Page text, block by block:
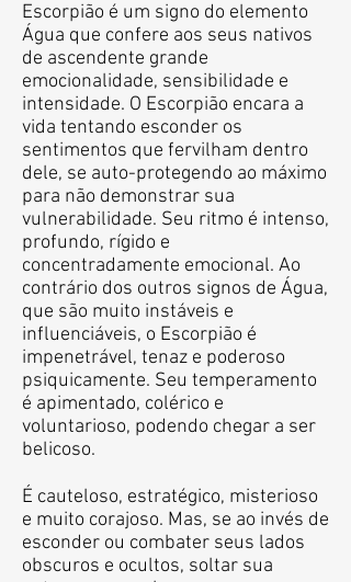
Escorpião é um signo do elemento
Água que confere aos seus nativos
de ascendente grande
emocionalidade, sensibilidade e
intensidade. O Escorpião encara a
vida tentando esconder os
sentimentos que fervilham dentro
dele, se auto-protegendo ao máximo
para não demonstrar sua
vulnerabilidade. Seu ritmo é intenso,
profundo, rígido e
concentradamente emocional. Ao
contrário dos outros signos de Água,
que são muito instáveis e
influenciáveis, o Escorpião é
impenetrável, tenaz e poderoso
psiquicamente. Seu temperamento
é apimentado, colérico e
voluntarioso, podendo chegar a ser
belicoso.
É cauteloso, estratégico, misterioso
e muito corajoso. Mas, se ao invés de
esconder ou combater seus lados
obscuros e ocultos, soltar sua